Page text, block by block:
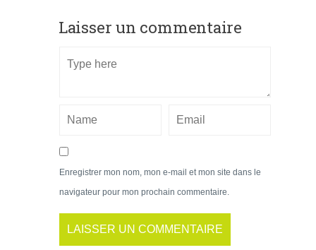
Laisser un commentaire
Enregistrer mon nom, mon e-mail et mon site dans le
navigateur pour mon prochain commentaire.